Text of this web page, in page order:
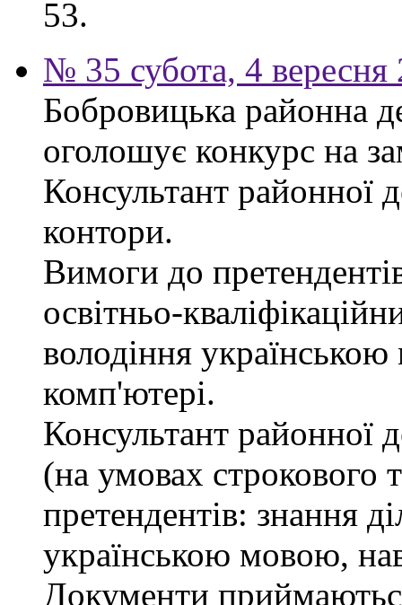
53.
№ 35 субота, 4 вересня
Бобровицька районна
оголошує конкурс на
Консультант районної
контори.
Вимоги до
освітньо-
володіння
комп'ютері.
Консультант районної
(на умовах строкового
претендентів: знання
українською мовою,
Документи